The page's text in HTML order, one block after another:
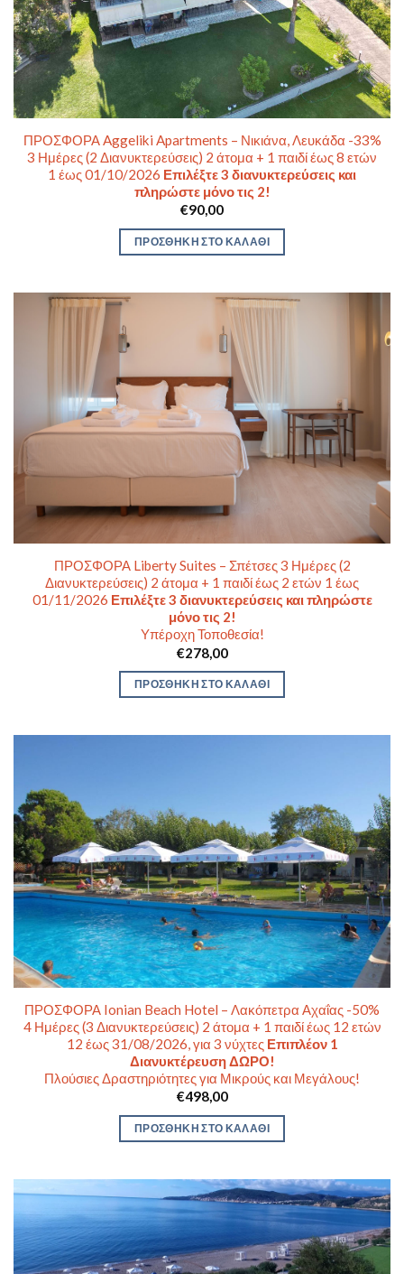
ΠΡΟΣΦΟΡΑ Aggeliki Apartments – Νικιάνα, Λευκάδα -33%
3 Ημέρες (2 Διανυκτερεύσεις) 2 άτομα + 1 παιδί έως 8 ετών
1 έως 01/10/2026 Επιλέξτε 3 διανυκτερεύσεις και
πληρώστε μόνο τις 2!
€90,00
ΠΡΟΣΘΉΚΗ ΣΤΟ ΚΑΛΆΘΙ
ΠΡΟΣΦΟΡΑ Liberty Suites – Σπέτσες 3 Ημέρες (2
Διανυκτερεύσεις) 2 άτομα + 1 παιδί έως 2 ετών 1 έως
01/11/2026 Επιλέξτε 3 διανυκτερεύσεις και πληρώστε
μόνο τις 2!
Υπέροχη Τοποθεσία!
€278,00
ΠΡΟΣΘΉΚΗ ΣΤΟ ΚΑΛΆΘΙ
ΠΡΟΣΦΟΡΑ Ionian Beach Hotel – Λακόπετρα Αχαΐας -50%
4 Ημέρες (3 Διανυκτερεύσεις) 2 άτομα + 1 παιδί έως 12 ετών
12 έως 31/08/2026, για 3 νύχτες Επιπλέον 1
Διανυκτέρευση ΔΩΡΟ!
Πλούσιες Δραστηριότητες για Μικρούς και Μεγάλους!
€498,00
ΠΡΟΣΘΉΚΗ ΣΤΟ ΚΑΛΆΘΙ